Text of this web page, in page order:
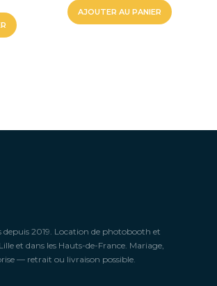
AJOUTER AU PANIER
depuis 2019. Location de photobooth et
et dans les Hauts-de-France. Mariage,
— retrait ou livraison possible.